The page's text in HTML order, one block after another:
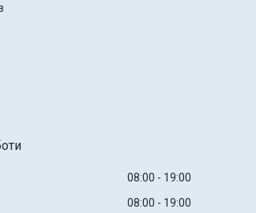
08:00
19:00
08:00
19:00